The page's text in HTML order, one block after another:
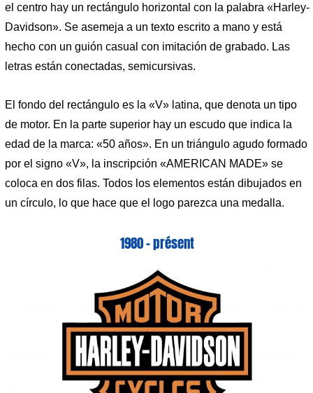
el centro hay un rectángulo horizontal con la palabra «Harley-
Davidson». Se asemeja a un texto escrito a mano y está
hecho con un guión casual con imitación de grabado. Las
letras están conectadas, semicursivas.
El fondo del rectángulo es la «V» latina, que denota un tipo
de motor. En la parte superior hay un escudo que indica la
edad de la marca: «50 años». En un triángulo agudo formado
por el signo «V», la inscripción «AMERICAN MADE» se
coloca en dos filas. Todos los elementos están dibujados en
un círculo, lo que hace que el logo parezca una medalla.
1980 – présent